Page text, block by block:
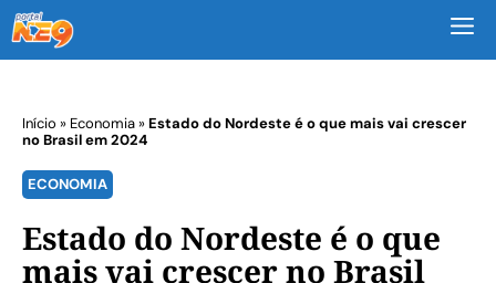
Início » Economia»Estado do Nordeste é o que mais vai crescer
no Brasil em 2024
ECONOMIA
Estado do Nordeste é o que
mais vai crescer no Brasil